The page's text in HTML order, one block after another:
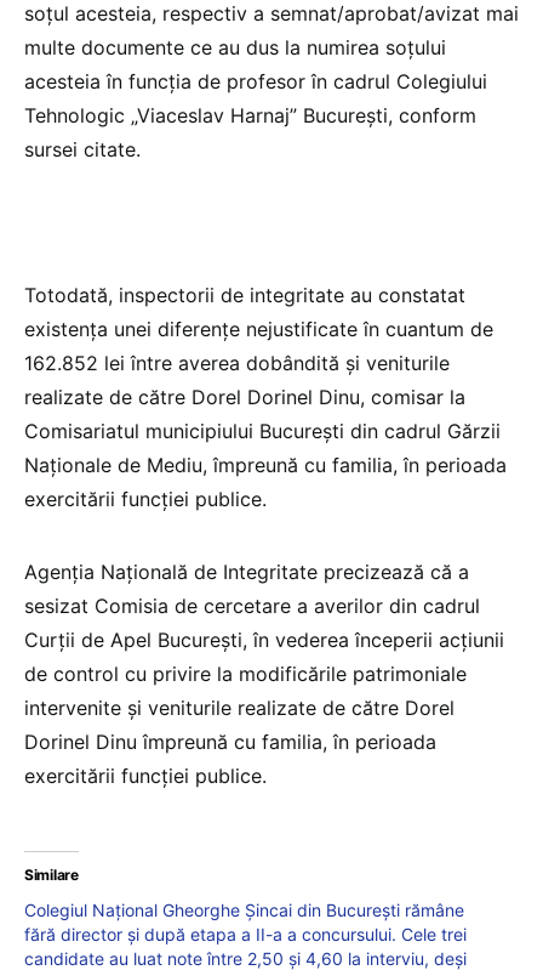
soţul acesteia, respectiv a semnat/aprobat/avizat mai
multe documente ce au dus la numirea soţului
acesteia în funcţia de profesor în cadrul Colegiului
Tehnologic „Viaceslav Harnaj” Bucureşti, conform
sursei citate.
Totodată, inspectorii de integritate au constatat
existenţa unei diferenţe nejustificate în cuantum de
162.852 lei între averea dobândită şi veniturile
realizate de către Dorel Dorinel Dinu, comisar la
Comisariatul municipiului Bucureşti din cadrul Gărzii
Naţionale de Mediu, împreună cu familia, în perioada
exercitării funcţiei publice.
Agenţia Naţională de Integritate precizează că a
sesizat Comisia de cercetare a averilor din cadrul
Curţii de Apel Bucureşti, în vederea începerii acţiunii
de control cu privire la modificările patrimoniale
intervenite şi veniturile realizate de către Dorel
Dorinel Dinu împreună cu familia, în perioada
exercitării funcţiei publice.
Similare
Colegiul Național Gheorghe Șincai din București rămâne
fără director și după etapa a II-a a concursului. Cele trei
candidate au luat note între 2,50 și 4,60 la interviu, deși